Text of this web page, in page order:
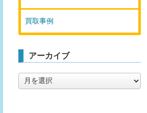
買取事例
アーカイブ
ー